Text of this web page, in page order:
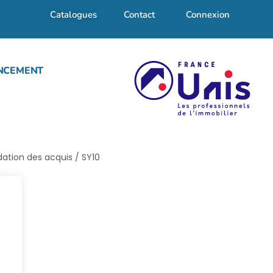
Catalogues Contact Connexion
des acquis / SY10